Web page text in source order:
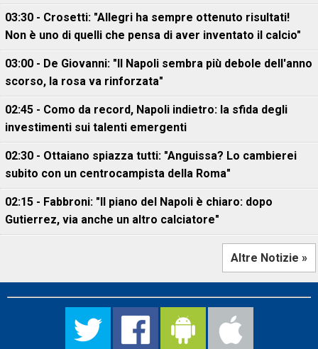
03:30 - Crosetti: "Allegri ha sempre ottenuto risultati!
Non è uno di quelli che pensa di aver inventato il calcio"
03:00 - De Giovanni: "Il Napoli sembra più debole dell'anno
scorso, la rosa va rinforzata"
02:45 - Como da record, Napoli indietro: la sfida degli
investimenti sui talenti emergenti
02:30 - Ottaiano spiazza tutti: "Anguissa? Lo cambierei
subito con un centrocampista della Roma"
02:15 - Fabbroni: "Il piano del Napoli è chiaro: dopo
Gutierrez, via anche un altro calciatore"
Altre Notizie »